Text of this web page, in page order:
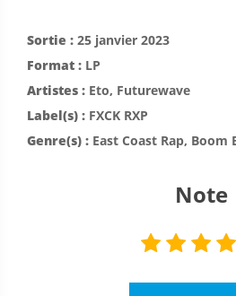
Sortie : 25 janvier 2023
Format : LP
Artistes : Eto, Futurewave
Label(s) : FXCK RXP
Genre(s) : East Coast Rap,
Note